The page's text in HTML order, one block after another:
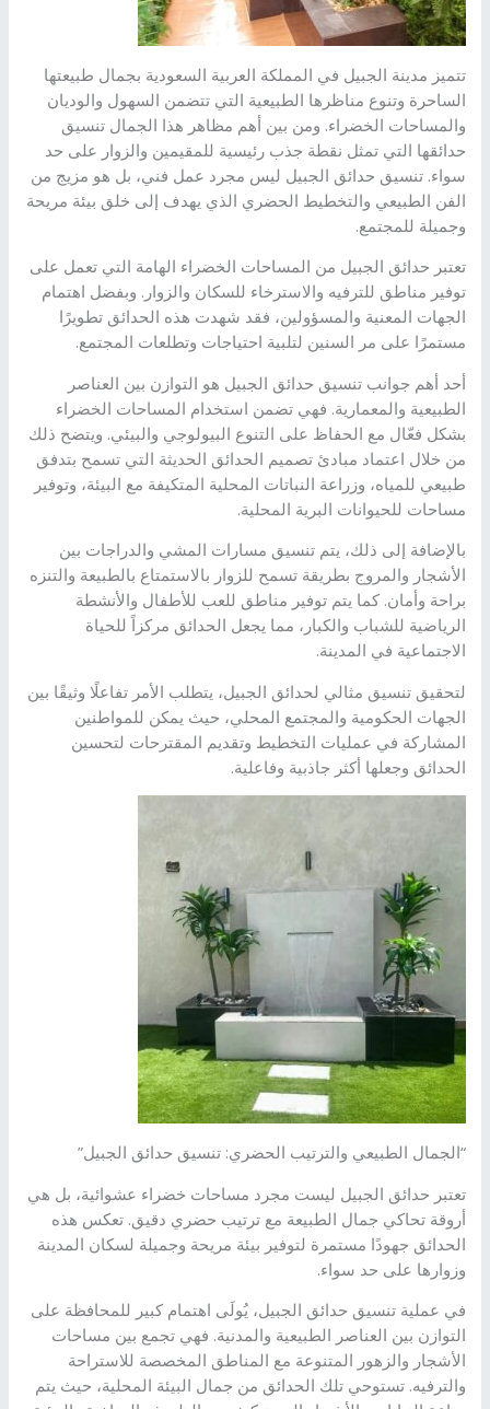
تتميز مدينة الجبيل في المملكة العربية السعودية بجمال طبيعتها
الساحرة وتنوع مناظرها الطبيعية التي تتضمن السهول والوديان
والمساحات الخضراء. ومن بين أهم مظاهر هذا الجمال تنسيق
حدائقها التي تمثل نقطة جذب رئيسية للمقيمين والزوار على حد
سواء. تنسيق حدائق الجبيل ليس مجرد عمل فني، بل هو مزيج من
الفن الطبيعي والتخطيط الحضري الذي يهدف إلى خلق بيئة مريحة
وجميلة للمجتمع.
تعتبر حدائق الجبيل من المساحات الخضراء الهامة التي تعمل على
توفير مناطق للترفيه والاسترخاء للسكان والزوار. وبفضل اهتمام
الجهات المعنية والمسؤولين، فقد شهدت هذه الحدائق تطويرًا
مستمرًا على مر السنين لتلبية احتياجات وتطلعات المجتمع.
أحد أهم جوانب تنسيق حدائق الجبيل هو التوازن بين العناصر
الطبيعية والمعمارية. فهي تضمن استخدام المساحات الخضراء
بشكل فعّال مع الحفاظ على التنوع البيولوجي والبيئي. ويتضح ذلك
من خلال اعتماد مبادئ تصميم الحدائق الحديثة التي تسمح بتدفق
طبيعي للمياه، وزراعة النباتات المحلية المتكيفة مع البيئة، وتوفير
مساحات للحيوانات البرية المحلية.
بالإضافة إلى ذلك، يتم تنسيق مسارات المشي والدراجات بين
الأشجار والمروج بطريقة تسمح للزوار بالاستمتاع بالطبيعة والتنزه
براحة وأمان. كما يتم توفير مناطق للعب للأطفال والأنشطة
الرياضية للشباب والكبار، مما يجعل الحدائق مركزاً للحياة
الاجتماعية في المدينة.
لتحقيق تنسيق مثالي لحدائق الجبيل، يتطلب الأمر تفاعلًا وثيقًا بين
الجهات الحكومية والمجتمع المحلي، حيث يمكن للمواطنين
المشاركة في عمليات التخطيط وتقديم المقترحات لتحسين
الحدائق وجعلها أكثر جاذبية وفاعلية.
“الجمال الطبيعي والترتيب الحضري: تنسيق حدائق الجبيل”
تعتبر حدائق الجبيل ليست مجرد مساحات خضراء عشوائية، بل هي
أروقة تحاكي جمال الطبيعة مع ترتيب حضري دقيق. تعكس هذه
الحدائق جهودًا مستمرة لتوفير بيئة مريحة وجميلة لسكان المدينة
وزوارها على حد سواء.
في عملية تنسيق حدائق الجبيل، يُولَى اهتمام كبير للمحافظة على
التوازن بين العناصر الطبيعية والمدنية. فهي تجمع بين مساحات
الأشجار والزهور المتنوعة مع المناطق المخصصة للاستراحة
والترفيه. تستوحي تلك الحدائق من جمال البيئة المحلية، حيث يتم